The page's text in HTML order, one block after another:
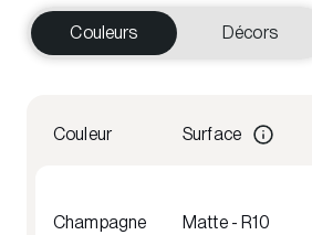
Couleurs Décors
Couleur Surface
Champagne Matte - R10